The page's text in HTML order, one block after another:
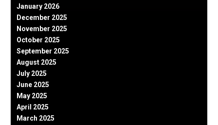
January 2026
December 2025
November 2025
October 2025
September 2025
August 2025
July 2025
June 2025
May 2025
April 2025
March 2025